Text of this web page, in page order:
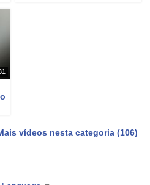
vídeos nesta categoria (106)